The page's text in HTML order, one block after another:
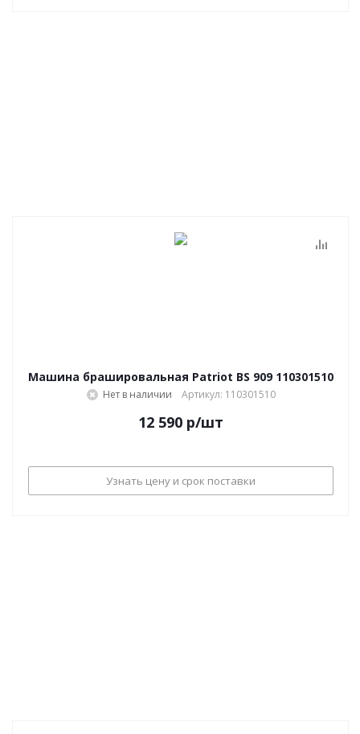
Машина брашировальная Patriot BS 909 110301510
Нет в наличии Артикул: 110301510
12 590 р/шт
Узнать цену и срок поставки